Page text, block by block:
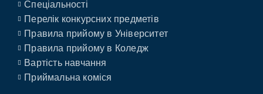
Спеціальності
Перелік конкурсних предметів
Правила прийому в Університет
Правила прийому в Коледж
Вартість навчання
Приймальна коміся